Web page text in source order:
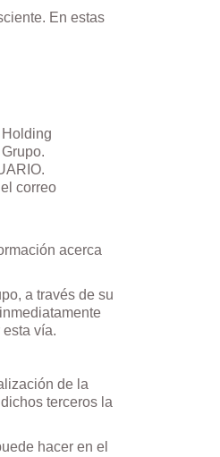
En estas
correo
acerca
a través de su
vía.
de la
terceros la
hacer en el